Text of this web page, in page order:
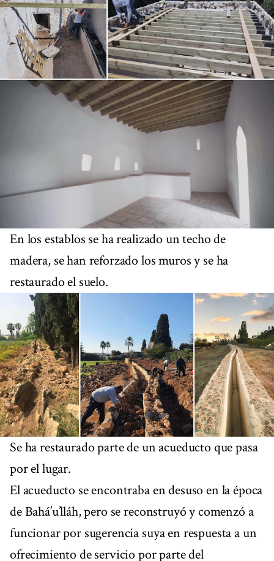
En los establos se ha realizado un techo de
madera, se han reforzado los muros y se ha
restaurado el suelo.
Se ha restaurado parte de un acueducto que pasa
por el lugar.
El acueducto se encontraba en desuso en la época
de Bahá’u’lláh, pero se reconstruyó y comenzó a
funcionar por sugerencia suya en respuesta a un
ofrecimiento de servicio por parte del